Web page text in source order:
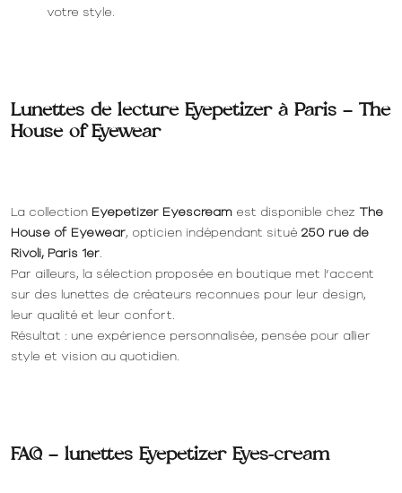
votre style.
Lunettes de lecture Eyepetizer à Paris – The
House of Eyewear
La collection Eyepetizer Eyescreamest disponible chez The
House of Eyewear, opticien indépendant situé 250 rue de
Rivoli, Paris 1er.
Par ailleurs, la sélection proposée en boutique met l’accent
sur des lunettes de créateurs reconnues pour leur design,
leur qualité et leur confort.
Résultat : une expérience personnalisée, pensée pour allier
style et vision au quotidien.
FAQ – lunettes Eyepetizer Eyes-cream